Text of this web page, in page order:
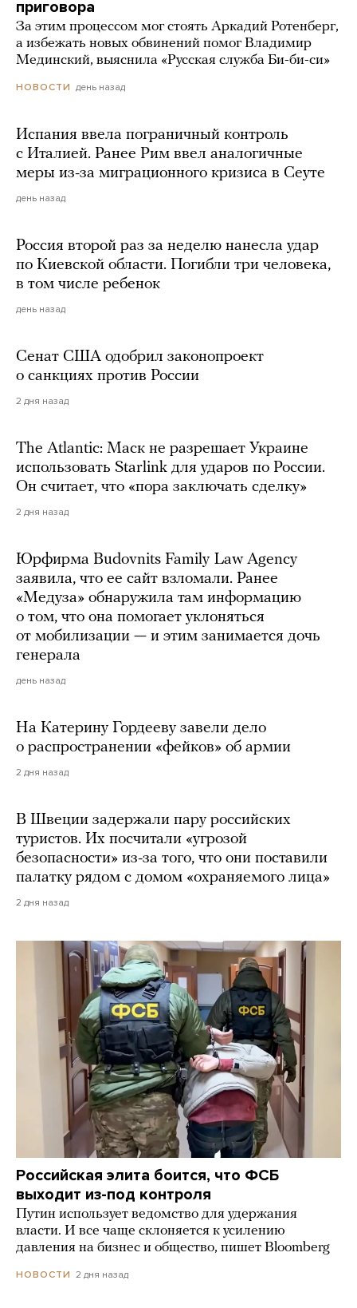
приговора
За этим процессом мог стоять Аркадий Ротенберг,
а избежать новых обвинений помог Владимир
Мединский, выяснила «Русская служба Би-би-си»
НОВОСТИ день назад
Испания ввела пограничный контроль
с Италией. Ранее Рим ввел аналогичные
меры из-за миграционного кризиса в Сеуте
день назад
Россия второй раз за неделю нанесла удар
по Киевской области. Погибли три человека,
в том числе ребенок
день назад
Сенат США одобрил законопроект
о санкциях против России
2 дня назад
The Atlantic: Маск не разрешает Украине
использовать Starlink для ударов по России.
Он считает, что «пора заключать сделку»
2 дня назад
Юрфирма Budovnits Family Law Agency
заявила, что ее сайт взломали. Ранее
«Медуза» обнаружила там информацию
о том, что она помогает уклоняться
от мобилизации — и этим занимается дочь
генерала
день назад
На Катерину Гордееву завели дело
о распространении «фейков» об армии
2 дня назад
В Швеции задержали пару российских
туристов. Их посчитали «угрозой
безопасности» из-за того, что они поставили
палатку рядом с домом «охраняемого лица»
2 дня назад
Российская элита боится, что ФСБ
выходит из-под контроля
Путин использует ведомство для удержания
власти. И все чаще склоняется к усилению
давления на бизнес и общество, пишет Bloomberg
НОВОСТИ 2 дня назад